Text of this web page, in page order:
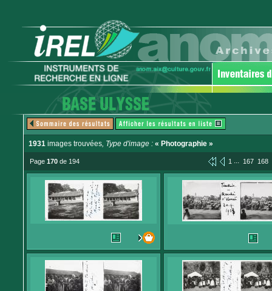
1931 images trouvées, Type d'image : « Photographie »
Page 170 de 194 1 ... 167 168